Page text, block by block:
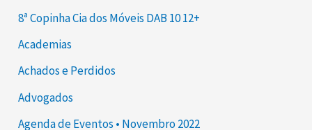
8ª Copinha Cia dos Móveis DAB 10 12+
Academias
Achados e Perdidos
Advogados
Agenda de Eventos • Novembro 2022